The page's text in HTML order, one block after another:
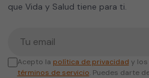
que Vida y Salud tiene para ti.
Acepto la política de privacidad y los
términos de servicio. Puedes darte